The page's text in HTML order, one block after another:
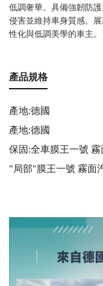
低調奢華。具備強韌防
侵害並維持車身質感。
性化與低調美學的車主。
產品規格
產地:德國
產地:德國
保固:全車膜王一號
"局部"膜王一號 霧面